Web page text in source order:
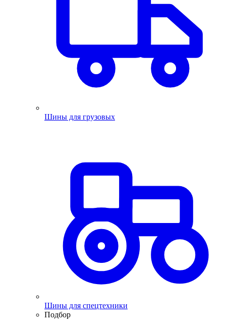
Шины для грузовых
Шины для спецтехники
Подбор